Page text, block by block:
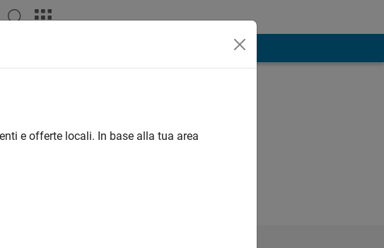
e offerte locali. In base alla tua area